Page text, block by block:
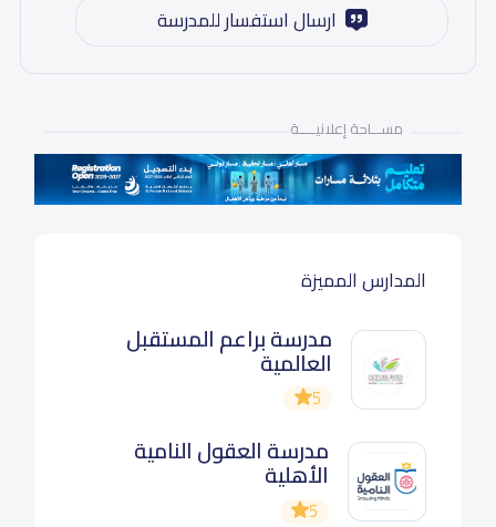
ارسال استفسار للمدرسة
مســـاحة إعلانيـــــة
المدارس المميزة
مدرسة براعم المستقبل
العالمية
5
مدرسة العقول النامية
الأهلية
5